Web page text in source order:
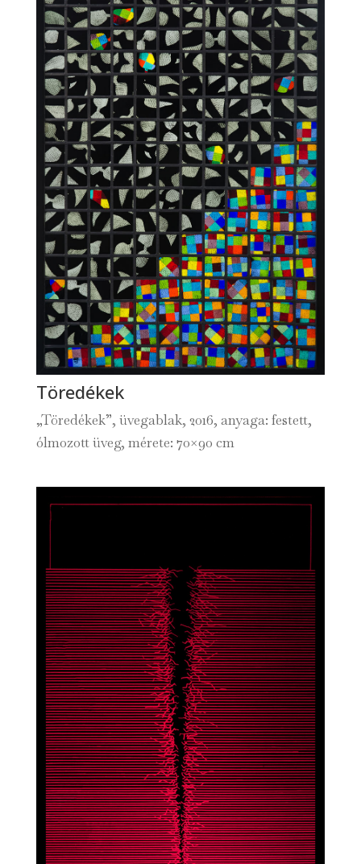
Töredékek
„Töredékek”, üvegablak, 2016, anyaga: festett,
ólmozott üveg, mérete: 70×90 cm